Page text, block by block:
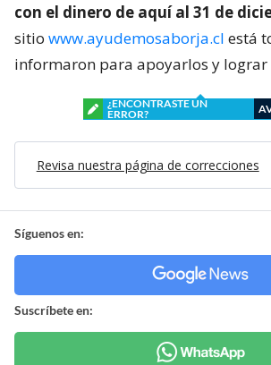
con el dinero de aquí al 31 de
sitio www.ayudemosaborja.cl está
informaron para apoyarlos y lograr
¿ENCONTRASTE UN
ERROR?
Revisa nuestra página de correcciones
Síguenos en:
Suscríbete en: